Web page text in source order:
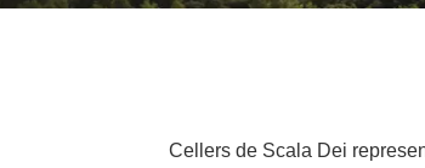
Cellers de Scala Dei